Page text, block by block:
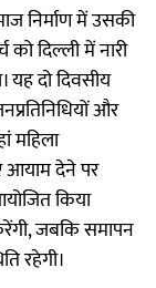
निर्माण में उसकी
दिल्ली में नारी
यह दो दिवसीय
और
महिला
आयाम देने पर
किया
जबकि समापन
रहेगी।